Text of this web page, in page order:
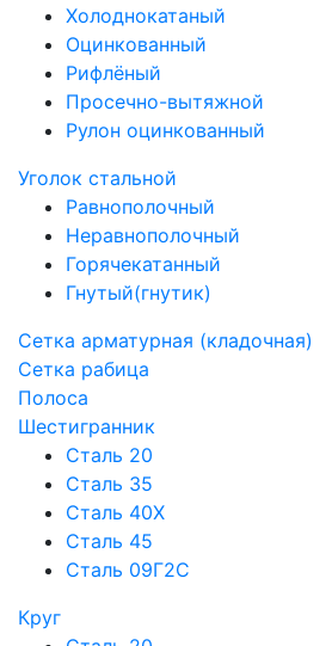
Холоднокатаный
Оцинкованный
Рифлёный
Просечно-вытяжной
Рулон оцинкованный
Уголок стальной
Равнополочный
Неравнополочный
Горячекатанный
Гнутый(гнутик)
Сетка арматурная (кладочная)
Сетка рабица
Полоса
Шестигранник
Сталь 20
Сталь 35
Сталь 40Х
Сталь 45
Сталь 09Г2С
Круг